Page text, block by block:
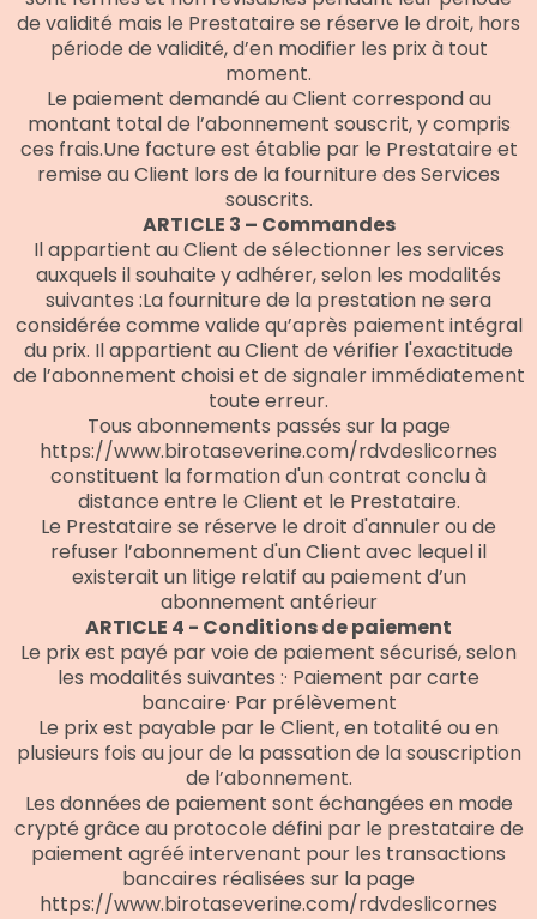
de validité mais le Prestataire se réserve le droit, hors
période de validité, d’en modifier les prix à tout
moment.
Le paiement demandé au Client correspond au
montant total de l’abonnement souscrit, y compris
ces frais.Une facture est établie par le Prestataire et
remise au Client lors de la fourniture des Services
souscrits.
ARTICLE 3 – Commandes
Il appartient au Client de sélectionner les services
auxquels il souhaite y adhérer, selon les modalités
suivantes :La fourniture de la prestation ne sera
considérée comme valide qu’après paiement intégral
du prix. Il appartient au Client de vérifier l'exactitude
de l’abonnement choisi et de signaler immédiatement
toute erreur.
Tous abonnements passés sur la page
https://www.birotaseverine.com/rdvdeslicornes
constituent la formation d'un contrat conclu à
distance entre le Client et le Prestataire.
Le Prestataire se réserve le droit d'annuler ou de
refuser l’abonnement d'un Client avec lequel il
existerait un litige relatif au paiement d’un
abonnement antérieur
ARTICLE 4 - Conditions de paiement
Le prix est payé par voie de paiement sécurisé, selon
les modalités suivantes :· Paiement par carte
bancaire· Par prélèvement
Le prix est payable par le Client, en totalité ou en
plusieurs fois au jour de la passation de la souscription
de l’abonnement.
Les données de paiement sont échangées en mode
crypté grâce au protocole défini par le prestataire de
paiement agréé intervenant pour les transactions
bancaires réalisées sur la page
https://www.birotaseverine.com/rdvdeslicornes